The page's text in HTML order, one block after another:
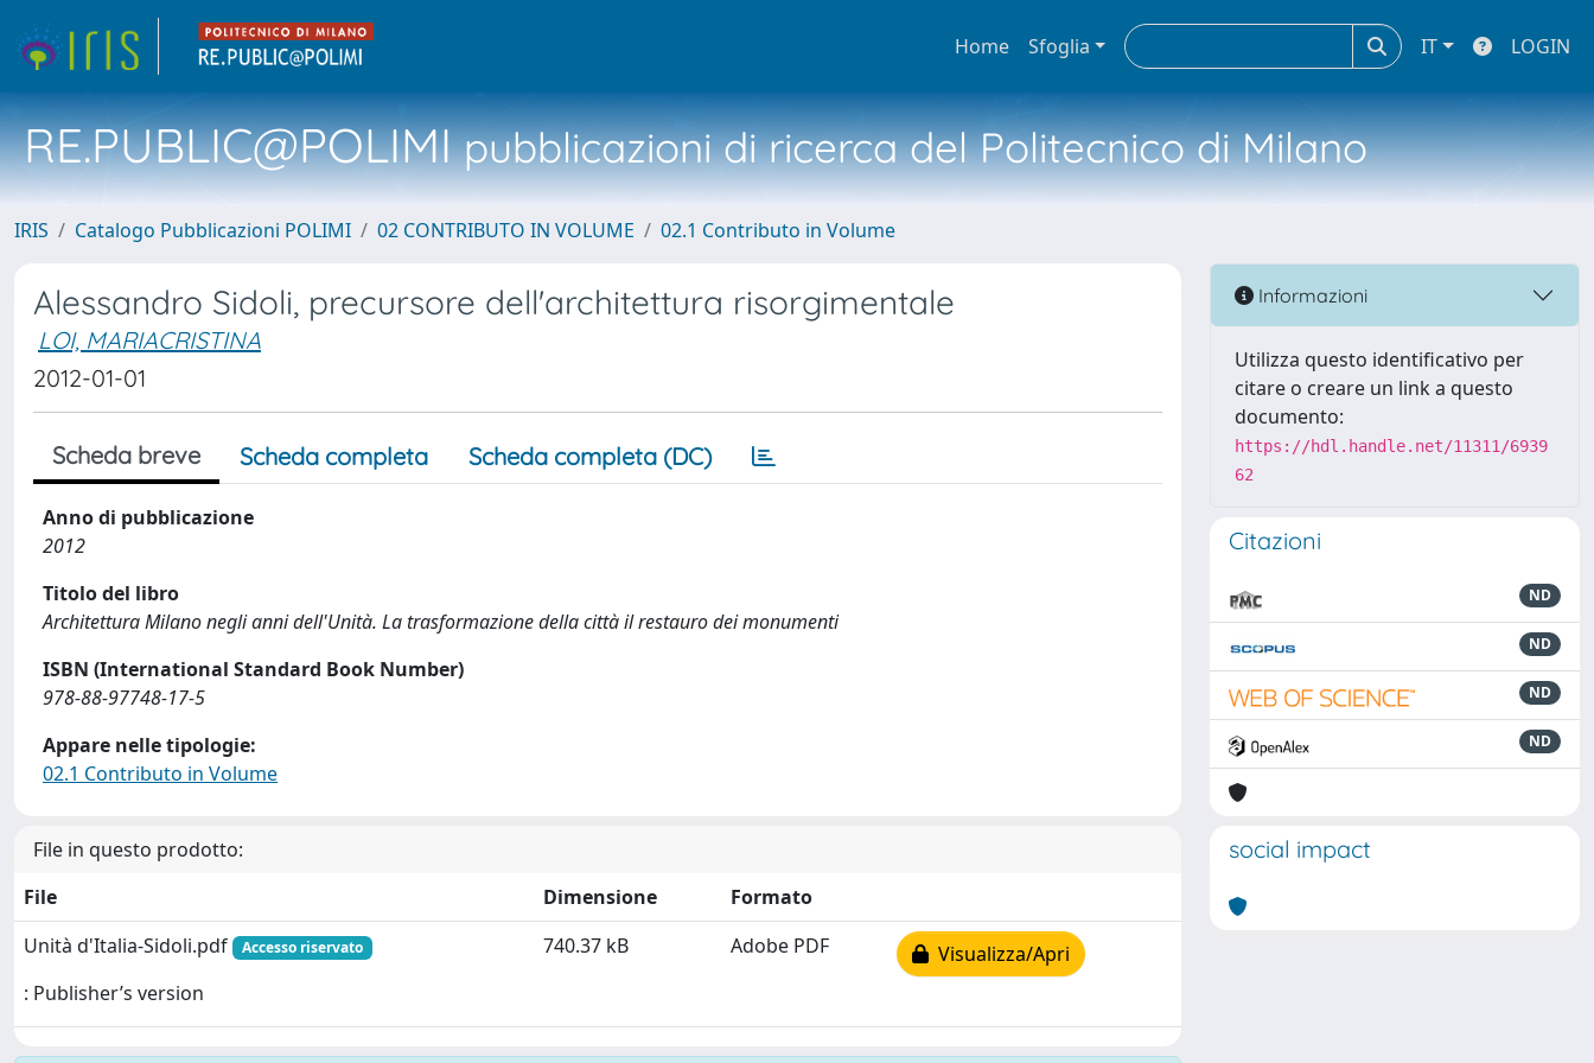
Home Sfoglia IT LOGIN
RE.PUBLIC@POLIMIpubblicazioni di ricerca del Politecnico di Milano
IRIS Catalogo Pubblicazioni POLIMI 02 CONTRIBUTO IN VOLUME 02.1 Contributo in Volume
Alessandro Sidoli, precursore dell'architettura risorgimentale
LOI, MARIACRISTINA
2012-01-01
Scheda breve Scheda completa Scheda completa (DC)
Anno di pubblicazione
2012
Titolo del libro
Architettura Milano negli anni dell'Unità. La trasformazione della città il restauro dei monumenti
ISBN (International Standard Book Number)
978-88-97748-17-5
Appare nelle tipologie:
02.1 Contributo in Volume
File in questo prodotto:
File
Dimensione
Formato
Unità d'Italia-Sidoli.pdf
Accesso riservato
: Publisher’s version
740.37 kB Adobe PDF Visualizza/Apri
Informazioni
Utilizza questo identificativo per
citare o creare un link a questo
documento:
https://hdl.handle.net/11311/6939
62
Citazioni
ND
ND
ND
ND
social impact